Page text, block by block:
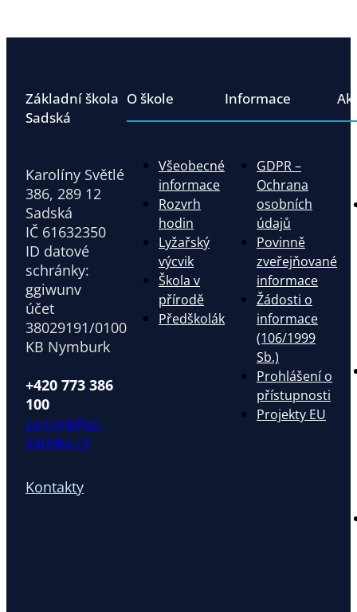
Základní škola
Sadská
Karolíny Světlé
386, 289 12
Sadská
IČ 61632350
ID datové
schránky:
ggiwunv
účet
38029191/0100
KB Nymburk
+420 773 386
100
zanova@zs-
sadska.cz
Kontakty
O škole
Všeobecné
informace
Rozvrh
hodin
Lyžařský
výcvik
Škola v
přírodě
Předškolák
Informace
GDPR –
Ochrana
osobních
údajů
Povinně
zveřejňované
informace
Žádosti o
informace
(106/1999
Sb.)
Prohlášení o
přístupnosti
Projekty EU